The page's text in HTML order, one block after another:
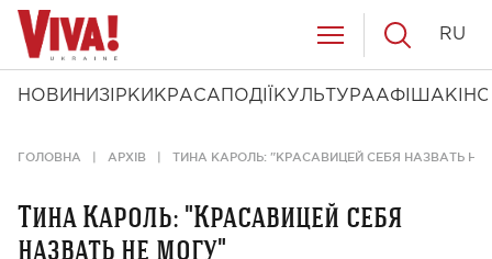
НОВИНИ ЗІРКИ КРАСА ПОДІЇ КУЛЬТУРААФІША КІНО
RU
ГОЛОВНА АРХІВ ТИНА КАРОЛЬ: "КРАСАВИЦЕЙ СЕБЯ НАЗВАТЬ НЕ
Тина Кароль: "Красавицей себя
назвать не могу"